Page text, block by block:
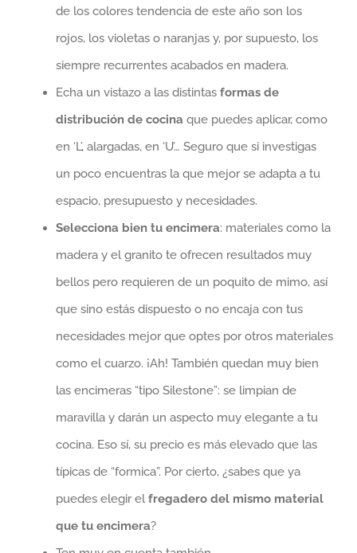
de los colores tendencia de este año son los
rojos, los violetas o naranjas y, por supuesto, los
siempre recurrentes acabados en madera.
Echa un vistazo a las distintas formas de
distribución de cocina que puedes aplicar, como
en ‘L’, alargadas, en ‘U’… Seguro que si investigas
un poco encuentras la que mejor se adapta a tu
espacio, presupuesto y necesidades.
Selecciona bien tu encimera: materiales como la
madera y el granito te ofrecen resultados muy
bellos pero requieren de un poquito de mimo, así
que sino estás dispuesto o no encaja con tus
necesidades mejor que optes por otros materiales
como el cuarzo. ¡Ah! También quedan muy bien
las encimeras “tipo Silestone”: se limpian de
maravilla y darán un aspecto muy elegante a tu
cocina. Eso sí, su precio es más elevado que las
típicas de “formica”. Por cierto, ¿sabes que ya
puedes elegir elfregadero del mismo material
que tu encimera?